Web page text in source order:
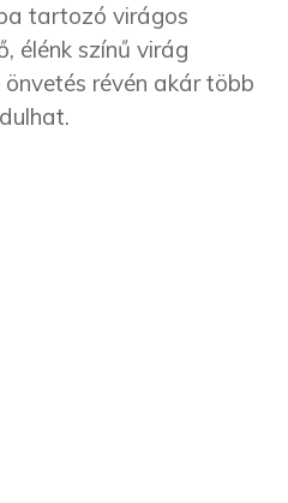
tartozó virágos
élénk színű virág
révén akár több